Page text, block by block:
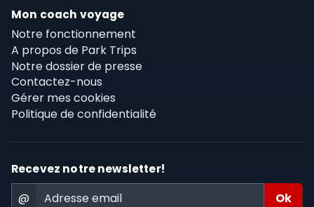
Mon coach voyage
Notre fonctionnement
A propos de Park Trips
Notre dossier de presse
Contactez-nous
Gérer mes cookies
Politique de confidentialité
Recevez notre newsletter!
@